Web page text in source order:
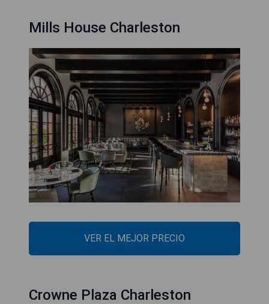
Mills House Charleston
VER EL MEJOR PRECIO
Crowne Plaza Charleston